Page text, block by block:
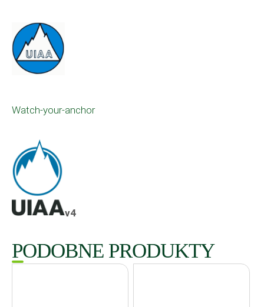
Watch-your-anchor
v4
PODOBNE PRODUKTY